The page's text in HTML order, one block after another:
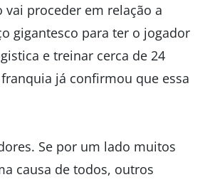
proceder em relação a
gigantesco para ter o jogador
e treinar cerca de 24
já confirmou que essa
Se por um lado muitos
causa de todos, outros